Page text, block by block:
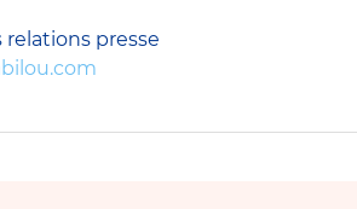
relations presse